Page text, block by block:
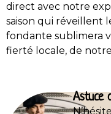
direct avec notre
saison qui réveillent
fondante sublimera
fierté locale, de
Astuce